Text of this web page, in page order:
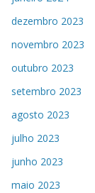
dezembro 2023
novembro 2023
outubro 2023
setembro 2023
agosto 2023
julho 2023
junho 2023
maio 2023